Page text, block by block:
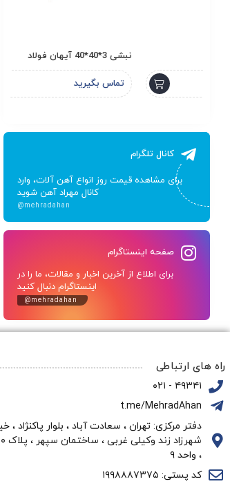
تماس بگیرید
کانال تلگرام
برای مشاهده قیمت روز انواع آهن آلات، وارد
کانال مهراد آهن شوید
@mehradahan
صفحه اینستاگرام
برای اطلاع از آخرین اخبار و مقالات، ما را در
اینستاگرام دنبال کنید
@mehradahan
راه های ارتباطی
۴۹۳۴۱ - ۰۲۱
t.me/MehradAhan
دفتر مرکزی: تهران ، سعادت آباد ، بلوار پاکنژاد ،
، واحد ۹
کد پستی: ۱۹۹۸۸۸۷۳۷۵